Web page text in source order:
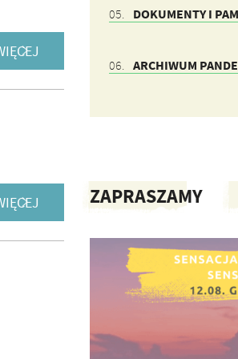
DOKUMENTY I
ARCHIWUM
ZAPRASZAMY